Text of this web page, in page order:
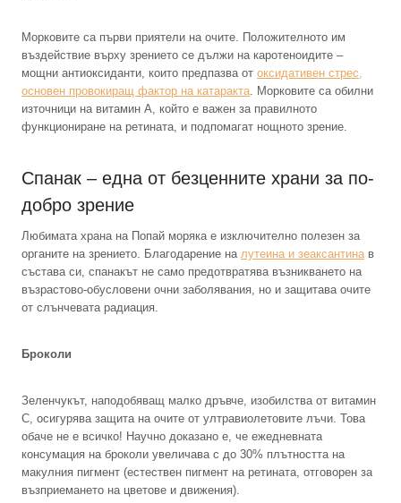
Морковите са първи приятели на очите. Положителното им
въздействие върху зрението се дължи на каротеноидите –
мощни антиоксиданти, които предпазва от оксидативен стрес,
основен провокиращ фактор на катаракта . Морковите са обилни
източници на витамин А, който е важен за правилното
функциониране на ретината, и подпомагат нощното зрение.
Спанак – една от безценните храни за по-
добро зрение
Любимата храна на Попай моряка е изключително полезен за
органите на зрението. Благодарение на лутеина и зеаксантина в
състава си, спанакът не само предотвратява възникването на
възрастово-обусловени очни заболявания, но и защитава очите
от слънчевата радиация.
Броколи
Зеленчукът, наподобяващ малко дръвче, изобилства от витамин
С, осигурява защита на очите от ултравиолетовите лъчи. Това
обаче не е всичко! Научно доказано е, че ежедневната
консумация на броколи увеличава с до 30% плътността на
макулния пигмент (естествен пигмент на ретината, отговорен за
възприемането на цветове и движения).